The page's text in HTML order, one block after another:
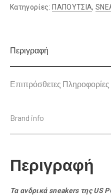
Κατηγορίες: ΠΑΠΟΥΤΣΙΑ,
Περιγραφή
Επιπρόσθετες Πληροφορίες
Brand info
Περιγραφή
Τα ανδρικά sneakers της US